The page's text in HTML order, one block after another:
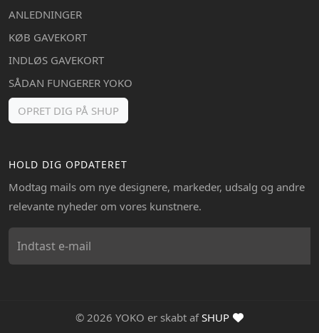
ANLEDNINGER
KØB GAVEKORT
INDLØS GAVEKORT
SÅDAN FUNGERER YOKO
OPRET DIG PÅ SHUP
HOLD DIG OPDATERET
Modtag mails om nye designere, markeder, udsalg og andre
relevante nyheder om vores kunstnere.
© 2026 YOKO er skabt afSHUP